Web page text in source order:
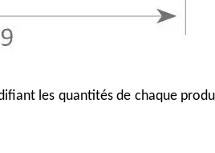
les quantités de chaque